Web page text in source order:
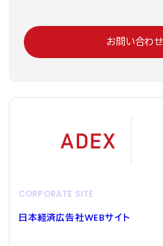
お問い合わ
CORPORATE SITE
日本経済広告社WEBサイト